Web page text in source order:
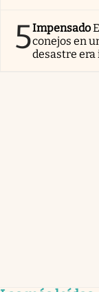
5Impensado
conejos en
desastre